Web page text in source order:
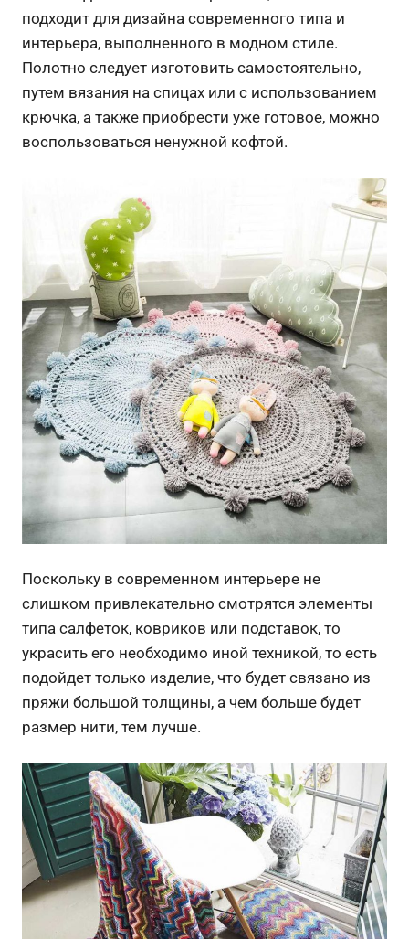
подходит для дизайна современного типа и
интерьера, выполненного в модном стиле.
Полотно следует изготовить самостоятельно,
путем вязания на спицах или с использованием
крючка, а также приобрести уже готовое, можно
воспользоваться ненужной кофтой.
Поскольку в современном интерьере не
слишком привлекательно смотрятся элементы
типа салфеток, ковриков или подставок, то
украсить его необходимо иной техникой, то есть
подойдет только изделие, что будет связано из
пряжи большой толщины, а чем больше будет
размер нити, тем лучше.